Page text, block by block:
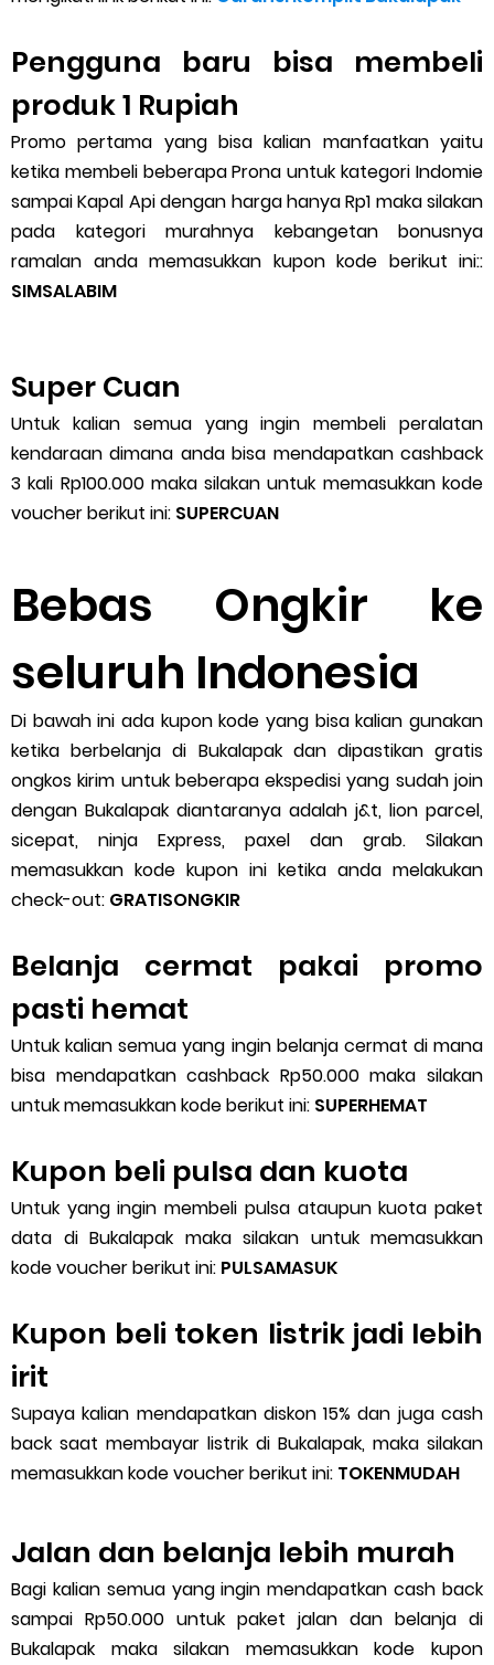
Pengguna baru bisa membeli
produk 1 Rupiah
Promo pertama yang bisa kalian manfaatkan yaitu
ketika membeli beberapa Prona untuk kategori Indomie
sampai Kapal Api dengan harga hanya Rp1 maka silakan
pada kategori murahnya kebangetan bonusnya
ramalan anda memasukkan kupon kode berikut ini::
SIMSALABIM
Super Cuan
Untuk kalian semua yang ingin membeli peralatan
kendaraan dimana anda bisa mendapatkan cashback
3 kali Rp100.000 maka silakan untuk memasukkan kode
voucher berikut ini: SUPERCUAN
Bebas Ongkir ke
seluruh Indonesia
Di bawah ini ada kupon kode yang bisa kalian gunakan
ketika berbelanja di Bukalapak dan dipastikan gratis
ongkos kirim untuk beberapa ekspedisi yang sudah join
dengan Bukalapak diantaranya adalah j&t, lion parcel,
sicepat, ninja Express, paxel dan grab. Silakan
memasukkan kode kupon ini ketika anda melakukan
check-out: GRATISONGKIR
Belanja cermat pakai promo
pasti hemat
Untuk kalian semua yang ingin belanja cermat di mana
bisa mendapatkan cashback Rp50.000 maka silakan
untuk memasukkan kode berikut ini: SUPERHEMAT
Kupon beli pulsa dan kuota
Untuk yang ingin membeli pulsa ataupun kuota paket
data di Bukalapak maka silakan untuk memasukkan
kode voucher berikut ini: PULSAMASUK
Kupon beli token listrik jadi lebih
irit
Supaya kalian mendapatkan diskon 15% dan juga cash
back saat membayar listrik di Bukalapak, maka silakan
memasukkan kode voucher berikut ini: TOKENMUDAH
Jalan dan belanja lebih murah
Bagi kalian semua yang ingin mendapatkan cash back
sampai Rp50.000 untuk paket jalan dan belanja di
Bukalapak maka silakan memasukkan kode kupon